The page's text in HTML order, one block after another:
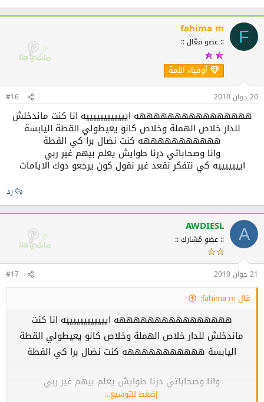
F
fahima m
:: عضو فعّال ::
أوفياء اللمة
20 جوان 2010 #16
ههههههههههههههههه اييييييييييييه انا كنت ماندخلش
للدار خلاص الهملة وخلاص كانو يعيطولي القطة اليابسة
هههههههههههه كنت نضال برا كي القطة
وانا وصحاباتي درنا طوايش يعلم بيهم غير ربي
ايييييييه كي نتفكر نقعد غير نقول كون يرجعو دوك الايامات
رد
A
AWDIESL
:: عضو مُشارك ::
21 جوان 2010 #17
قال fahima m:
ههههههههههههههههه اييييييييييييه انا كنت
ماندخلش للدار خلاص الهملة وخلاص كانو يعيطولي القطة
اليابسة هههههههههههه كنت نضال برا كي القطة
وانا وصحاباتي درنا طوايش يعلم بيهم غير ربي
إضغط للتوسيع...